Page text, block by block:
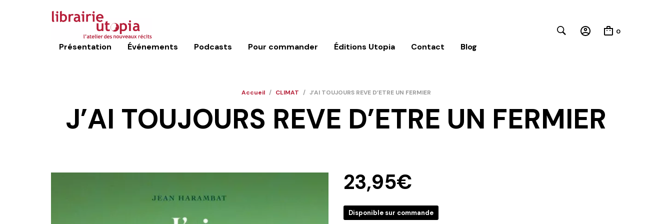
Présentation Événements Podcasts Pour commander Éditions Utopia Contact Blog
0
Accueil / CLIMAT / J’AI TOUJOURS REVE D’ETRE UN FERMIER
J’AI TOUJOURS REVE D’ETRE UN FERMIER
23,95€
Disponible sur commande
Close